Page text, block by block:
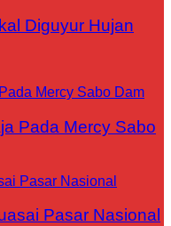
Diguyur Hujan
Pada Mercy Sabo
Pasar Nasional